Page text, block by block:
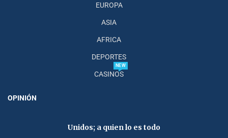
EUROPA
ASIA
AFRICA
DEPORTES
CASINOS
NEW
OPINIÓN
Unidos; a quien lo es todo